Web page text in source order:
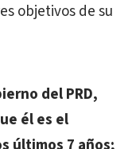
objetivos de su
del PRD,
él es el